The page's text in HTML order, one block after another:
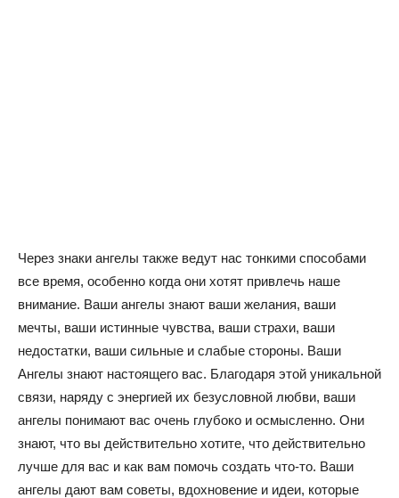
Через знаки ангелы также ведут нас тонкими способами
все время, особенно когда они хотят привлечь наше
внимание. Ваши ангелы знают ваши желания, ваши
мечты, ваши истинные чувства, ваши страхи, ваши
недостатки, ваши сильные и слабые стороны. Ваши
Ангелы знают настоящего вас. Благодаря этой уникальной
связи, наряду с энергией их безусловной любви, ваши
ангелы понимают вас очень глубоко и осмысленно. Они
знают, что вы действительно хотите, что действительно
лучше для вас и как вам помочь создать что-то. Ваши
ангелы дают вам советы, вдохновение и идеи, которые